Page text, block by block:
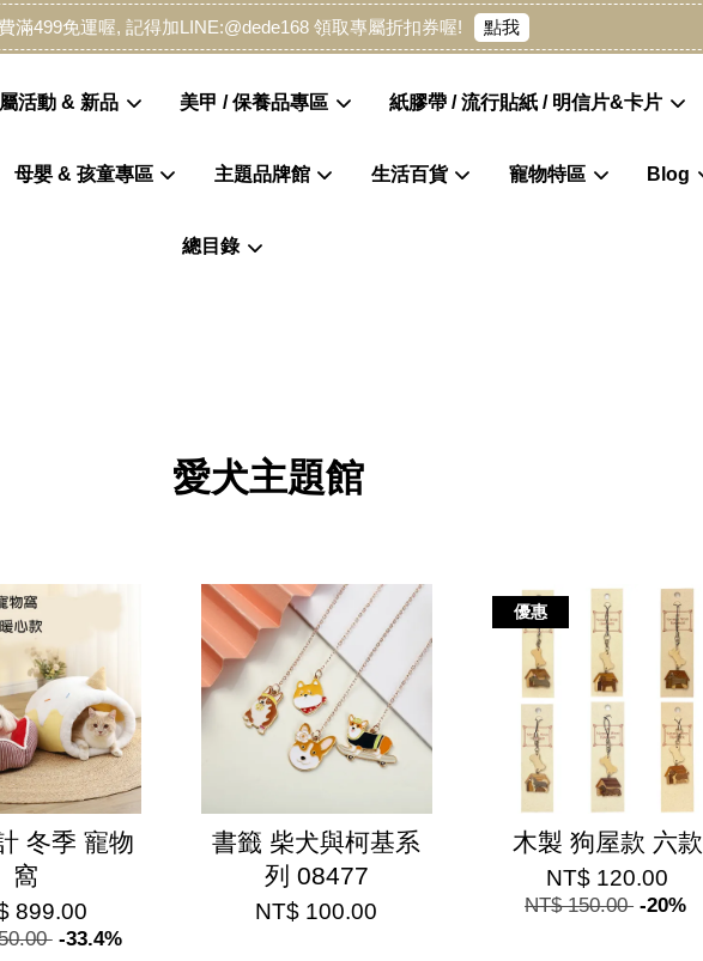
滿499免運喔, 記得加LINE:@dede168 領取專屬折扣券喔! 點我
活動 & 新品 美甲 / 保養品專區 紙膠帶 / 流行貼紙 / 明信片&卡片
母嬰 & 孩童專區 主題品牌館 生活百貨 寵物特區 Blog
總目錄
愛犬主題館
冬季 寵物
窩
899.00
-33.4%
書籤 柴犬與柯基系
列 08477
NT$ 100.00
優惠
木製 狗屋款 六款
NT$ 120.00
NT$ 150.00 -20%